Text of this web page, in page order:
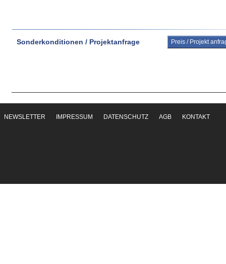
Sonderkonditionen / Projektanfrage Preis / Projekt
NEWSLETTER IMPRESSUM DATENSCHUTZ AGB KONTAKT